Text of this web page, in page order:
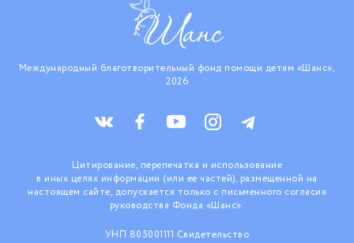
Международный благотворительный фонд помощи детям «Шанс»,
2026
Цитирование, перепечатка и использование
в иных целях информации (или ее частей), размещенной на
настоящем сайте, допускается только с письменного согласия
руководства Фонда «Шанс».
УНП 805001111 Свидетельство